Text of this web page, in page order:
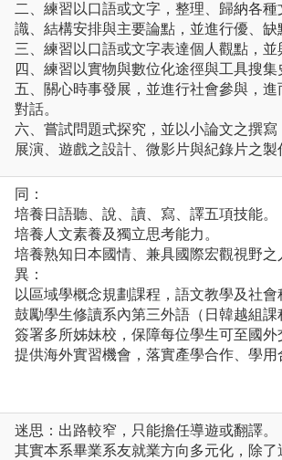
二、練習以口語或文字，整理、歸納各
識、結構安排與主要論點，並進行優、缺
三、練習以口語或文字表達個人觀點，並
四、練習以實物與數位化途徑與工具搜集
五、關心時事發展，並進行社會參與，
對話。
六、嘗試問題式探究，並以小論文之撰
展演、遊戲之設計、微影片與紀錄片之製
同：
培養日語聽、說、讀、寫、譯五項技能。
培養人文素養及獨立思考能力。
培養熟知日本國情、兼具國際宏觀視野之
異：
以區域學概念規劃課程，語文教學及社會
鼓勵學生修讀系內第三外語（日韓越組課
簽署多所姊妹校，保障每位學生可至國外
提供海外實習機會，落實產學合作、學用
迷思：出路較窄，只能擔任導遊或翻譯。
其實本系畢業系友就業方向多元化，除